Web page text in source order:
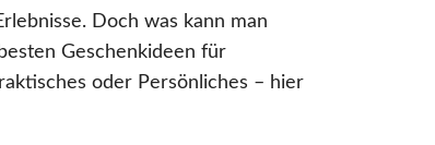
Doch was kann man
Geschenkideen für
oder Persönliches – hier